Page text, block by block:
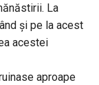
La
și pe la acest
acestei
aproape